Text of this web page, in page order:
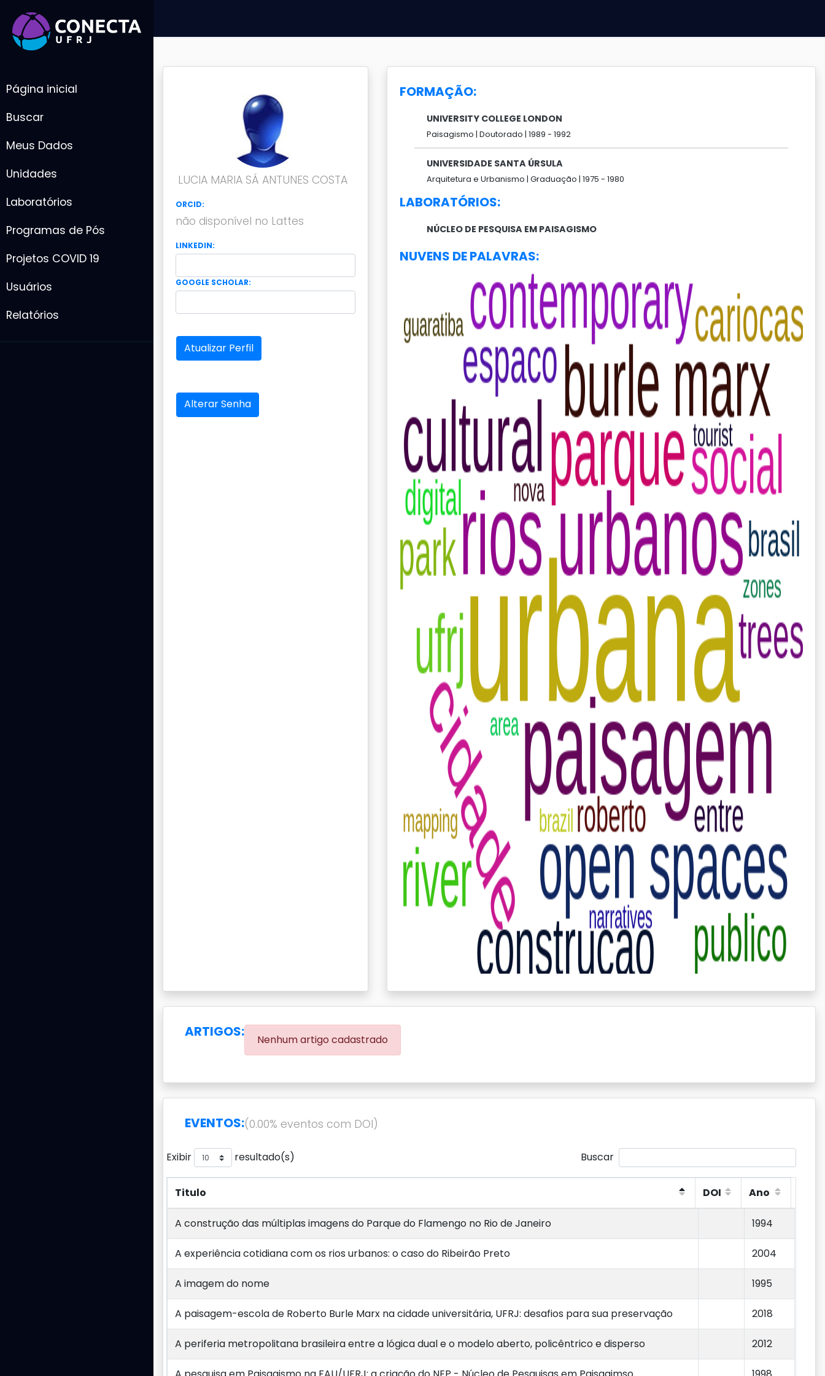
Página inicial
Buscar
Meus Dados
Unidades
Laboratórios
Programas de Pós
Projetos COVID 19
Usuários
Relatórios
LUCIA MARIA SÁ ANTUNES COSTA
ORCID:
não disponível no Lattes
LINKEDIN:
GOOGLE SCHOLAR:
Atualizar Perfil
Alterar Senha
FORMAÇÃO:
UNIVERSITY COLLEGE LONDON
Paisagismo | Doutorado | 1989 - 1992
UNIVERSIDADE SANTA ÚRSULA
Arquitetura e Urbanismo | Graduação | 1975 - 1980
LABORATÓRIOS:
NÚCLEO DE PESQUISA EM PAISAGISMO
NUVENS DE PALAVRAS:
ARTIGOS: Nenhum artigo cadastrado
EVENTOS:(0.00% eventos com DOI)
Exibir resultado(s) Buscar
Titulo DOI
Ano
A construção das múltiplas imagens do Parque do Flamengo no Rio de Janeiro 1994
A experiência cotidiana com os rios urbanos: o caso do Ribeirão Preto 2004
A imagem do nome 1995
A paisagem-escola de Roberto Burle Marx na cidade universitária, UFRJ: desafios para sua preservação 2018
A periferia metropolitana brasileira entre a lógica dual e o modelo aberto, policêntrico e disperso 2012